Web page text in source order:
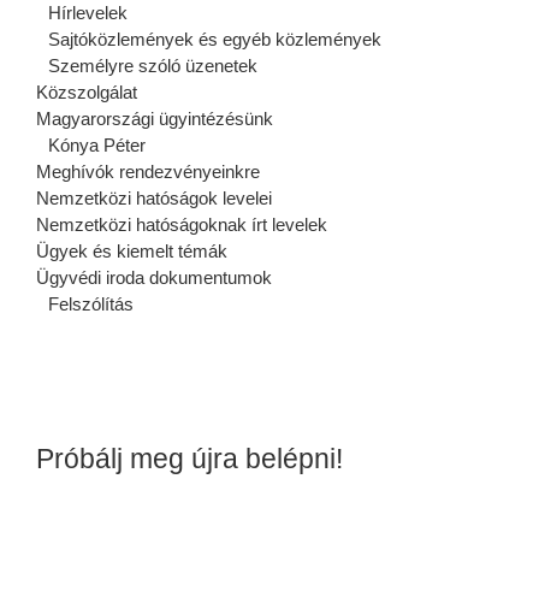
Próbálj meg újra belépni!
Hírlevelek
Sajtóközlemények és egyéb közlemények
Személyre szóló üzenetek
Közszolgálat
Magyarországi ügyintézésünk
Kónya Péter
Meghívók rendezvényeinkre
Nemzetközi hatóságok levelei
Nemzetközi hatóságoknak írt levelek
Ügyek és kiemelt témák
Ügyvédi iroda dokumentumok
Felszólítás